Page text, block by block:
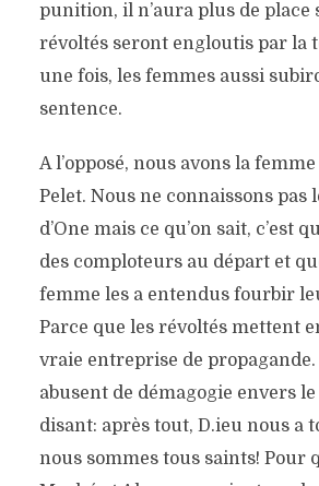
punition, il n’aura plus de place
révoltés seront engloutis par la
une fois, les femmes aussi
sentence.
A l’opposé, nous avons la femme
Pelet. Nous ne connaissons pas
d’One mais ce qu’on sait, c’est
des comploteurs au départ et
femme les a entendus fourbir
Parce que les révoltés mettent
vraie entreprise de
abusent de démagogie envers
disant: après tout, D.ieu nous a
nous sommes tous saints! Pour